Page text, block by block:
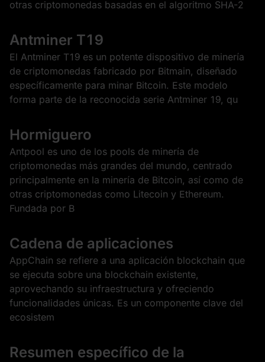
otras criptomonedas basadas en el algoritmo SHA-2
Antminer T19
El Antminer T19 es un potente dispositivo de minería
de criptomonedas fabricado por Bitmain, diseñado
específicamente para minar Bitcoin. Este modelo
forma parte de la reconocida serie Antminer 19, qu
Hormiguero
Antpool es uno de los pools de minería de
criptomonedas más grandes del mundo, centrado
principalmente en la minería de Bitcoin, así como de
otras criptomonedas como Litecoin y Ethereum.
Fundada por B
Cadena de aplicaciones
AppChain se refiere a una aplicación blockchain que
se ejecuta sobre una blockchain existente,
aprovechando su infraestructura y ofreciendo
funcionalidades únicas. Es un componente clave del
ecosistem
Resumen específico de la